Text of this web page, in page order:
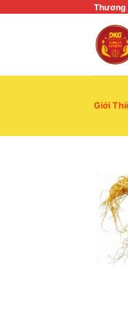
Thương
Giới